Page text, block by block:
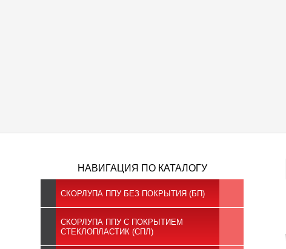
НАВИГАЦИЯ ПО КАТАЛОГУ
СКОРЛУПА ППУ БЕЗ ПОКРЫТИЯ (БП)
СКОРЛУПА ППУ С ПОКРЫТИЕМ
СТЕКЛОПЛАСТИК (СПЛ)